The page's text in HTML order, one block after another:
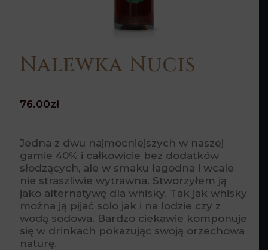
Nalewka Nucis
76.00zł
Jedna z dwu najmocniejszych w naszej
gamie 40% i całkowicie bez dodatków
słodzących, ale w smaku łagodna i wcale
nie straszliwie wytrawna. Stworzyłem ją
jako alternatywę dla whisky. Tak jak whisky
można ją pijać solo jak i na lodzie czy z
wodą sodowa. Bardzo ciekawie komponuje
się w drinkach pokazując swoją orzechowa
naturę.